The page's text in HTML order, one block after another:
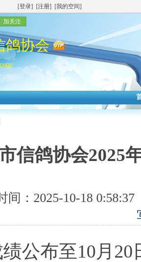
[登录] [注册] [我的空间]
加关注
鸽协会
信鸽协会2025
间：2025-10-18
绩公布至10月20